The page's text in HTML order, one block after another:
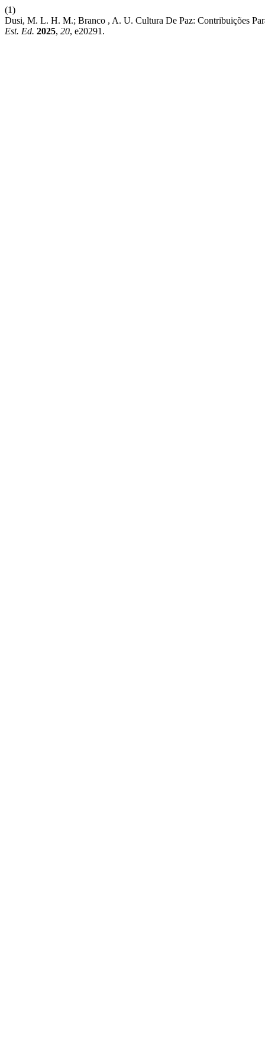
(1)
Dusi, M. L. H. M.; Branco , A. U. Cultura De Paz: Contribuições
Est. Ed. 2025, 20, e20291.